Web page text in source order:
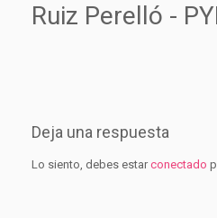
Ruiz Perelló -
Deja una respuesta
Lo siento, debes estarconectado